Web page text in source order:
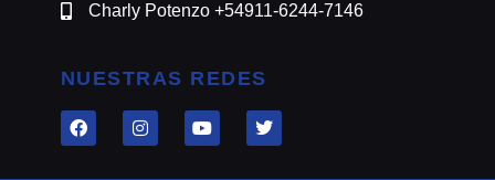
Charly Potenzo +54911-6244-7146
NUESTRAS REDES